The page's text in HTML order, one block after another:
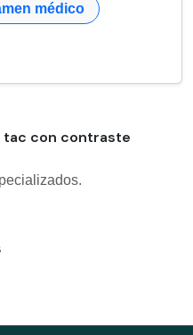
médico
tac con contraste